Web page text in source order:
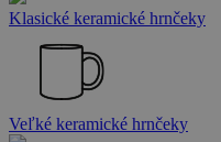
Klasické keramické hrnčeky
Veľké keramické hrnčeky